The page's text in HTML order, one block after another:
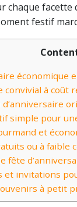
facette
festif
économique
convivial à coût
simple pour
et
ou à faible
fête
et invitations
à petit